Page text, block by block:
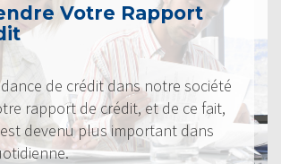
Votre Rapport
de crédit dans notre société
rapport de crédit, et de ce fait,
devenu plus important dans